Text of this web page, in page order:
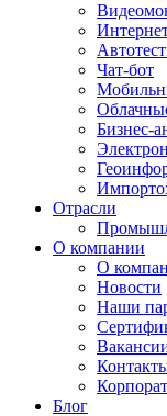
Чат-бот
Бизнес-
Отрасли
О компании
О
Новости
Наши
Блог